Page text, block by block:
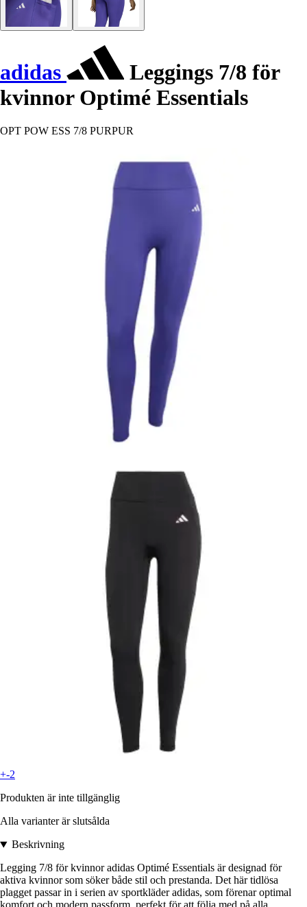
adidas
Leggings 7/8 för
kvinnor Optimé Essentials
OPT POW ESS 7/8 PURPUR
+-2
Produkten är inte tillgänglig
Alla varianter är slutsålda
Beskrivning
Legging 7/8 för kvinnor adidas Optimé Essentials är designad för
aktiva kvinnor som söker både stil och prestanda. Det här tidlösa
plagget passar in i serien av sportkläder adidas, som förenar optimal